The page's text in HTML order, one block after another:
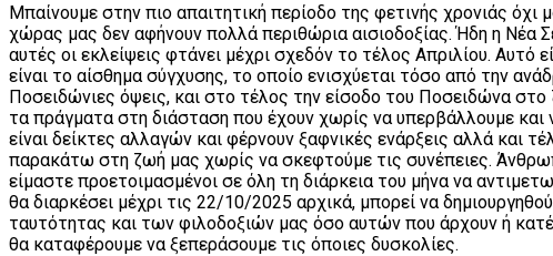
Μπαίνουμε στην πιο απαιτητική περίοδο της φετινής χρονιάς
χώρας μας δεν αφήνουν πολλά περιθώρια αισιοδοξίας. Ήδη η
αυτές οι εκλείψεις φτάνει μέχρι σχεδόν το τέλος Απριλίου. Αυτό
είναι το αίσθημα σύγχυσης, το οποίο ενισχύεται τόσο από την
Ποσειδώνιες όψεις, και στο τέλος την είσοδο του Ποσειδώνα
τα πράγματα στη διάσταση που έχουν χωρίς να υπερβάλλουμε και
είναι δείκτες αλλαγών και φέρνουν ξαφνικές ενάρξεις αλλά
παρακάτω στη ζωή μας χωρίς να σκεφτούμε τις συνέπειες.
είμαστε προετοιμασμένοι σε όλη τη διάρκεια του μήνα να
θα διαρκέσει μέχρι τις 22/10/2025 αρχικά, μπορεί να
ταυτότητας και των φιλοδοξιών μας όσο αυτών που άρχουν ή
θα καταφέρουμε να ξεπεράσουμε τις όποιες δυσκολίες.